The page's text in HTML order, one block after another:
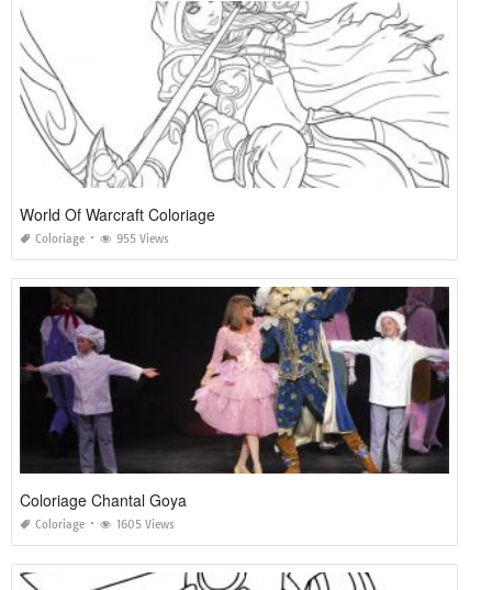
World Of Warcraft Coloriage
Coloriage 955 Views
Coloriage Chantal Goya
Coloriage 1605 Views